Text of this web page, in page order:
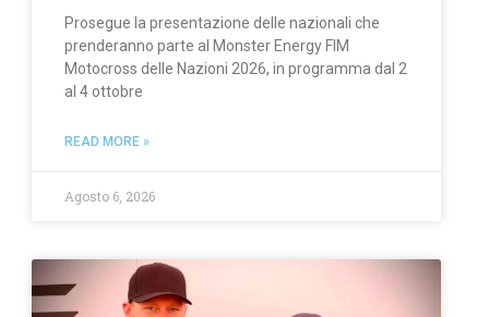
Prosegue la presentazione delle nazionali che
prenderanno parte al Monster Energy FIM
Motocross delle Nazioni 2026, in programma dal 2
al 4 ottobre
READ MORE »
Agosto 6, 2026